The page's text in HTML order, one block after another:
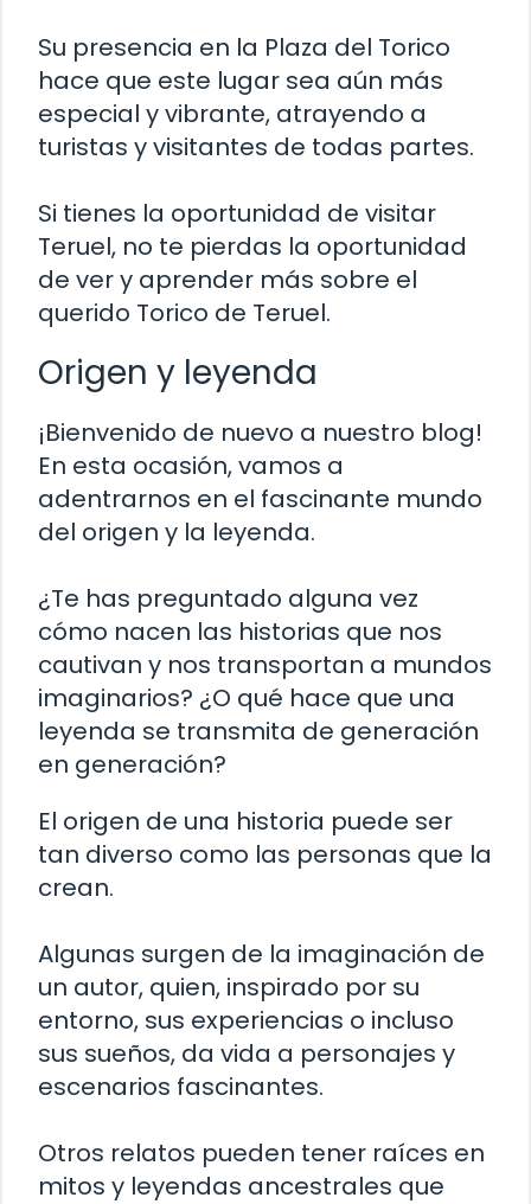
Su presencia en la Plaza del Torico
hace que este lugar sea aún más
especial y vibrante, atrayendo a
turistas y visitantes de todas partes.
Si tienes la oportunidad de visitar
Teruel, no te pierdas la oportunidad
de ver y aprender más sobre el
querido Torico de Teruel.
Origen y leyenda
¡Bienvenido de nuevo a nuestro blog!
En esta ocasión, vamos a
adentrarnos en el fascinante mundo
del origen y la leyenda.
¿Te has preguntado alguna vez
cómo nacen las historias que nos
cautivan y nos transportan a mundos
imaginarios? ¿O qué hace que una
leyenda se transmita de generación
en generación?
El origen de una historia puede ser
tan diverso como las personas que la
crean.
Algunas surgen de la imaginación de
un autor, quien, inspirado por su
entorno, sus experiencias o incluso
sus sueños, da vida a personajes y
escenarios fascinantes.
Otros relatos pueden tener raíces en
mitos y leyendas ancestrales que